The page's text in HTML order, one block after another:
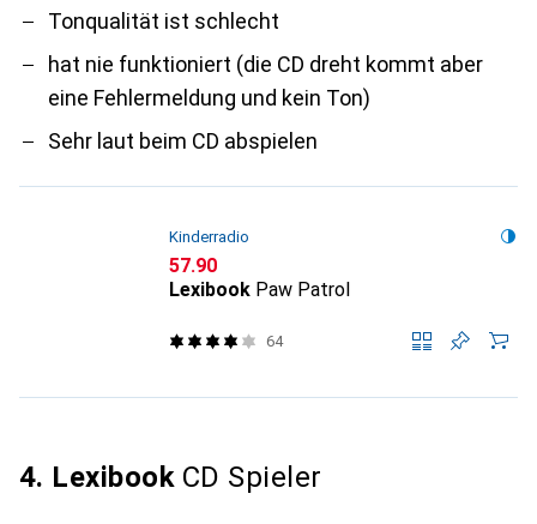
Tonqualität ist schlecht
hat nie funktioniert (die CD dreht kommt aber
eine Fehlermeldung und kein Ton)
Sehr laut beim CD abspielen
Kinderradio
CHF
57.90
Lexibook Paw Patrol
64
4. LexibookCD Spieler